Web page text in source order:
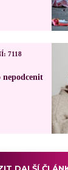
7118
nepodcenit